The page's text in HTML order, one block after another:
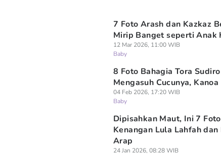
7 Foto Arash dan Kazkaz
Mirip Banget seperti Anak
12 Mar 2026, 11:00 WIB
Baby
8 Foto Bahagia Tora Sudiro
Mengasuh Cucunya, Kanoa
04 Feb 2026, 17:20 WIB
Baby
Dipisahkan Maut, Ini 7 Foto
Kenangan Lula Lahfah dan
Arap
24 Jan 2026, 08:28 WIB